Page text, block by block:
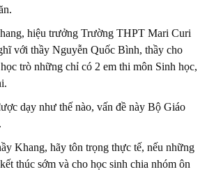
hiệu trưởng Trường THPT Mari Curi
với thầy Nguyễn Quốc Bình, thầy cho
trò những chỉ có 2 em thi môn Sinh học,
dạy như thế nào, vấn đề này Bộ Giáo
Khang, hãy tôn trọng thực tế, nếu những
thúc sớm và cho học sinh chia nhóm ôn